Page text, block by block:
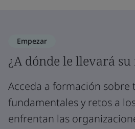
Empezar
¿A dónde le llevará
Acceda a formación sobre
fundamentales y retos a
enfrentan las